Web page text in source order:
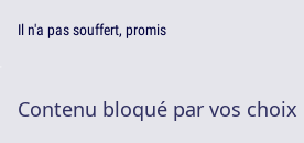
Il n'a pas souffert, promis
Contenu bloqué par vos choix